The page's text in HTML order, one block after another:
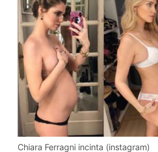
Chiara Ferragni incinta (instagram)